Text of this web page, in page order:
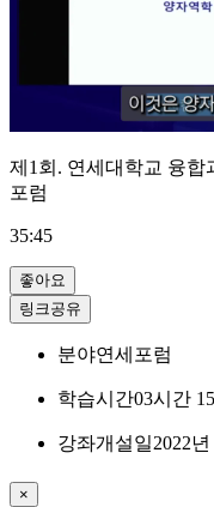
제1회. 연세대학교 융
포럼
35:45
좋아요
링크공유
분야연세포럼
학습시간03시간
강좌개설일2022년
×